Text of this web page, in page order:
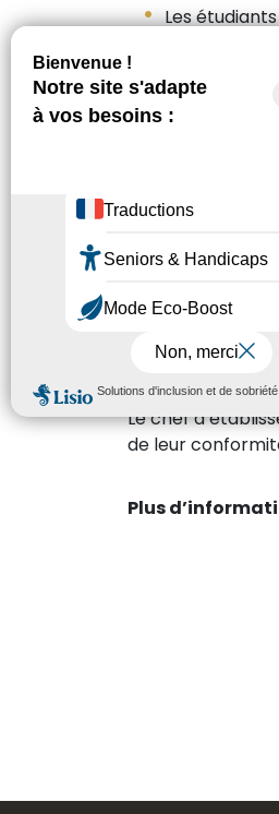
Les étudiants
ne pouvez
Les
spécifiques) ;
Les
Les
Quelles
Vous devez
le déposer à ce
Le chef
de leur
Plus